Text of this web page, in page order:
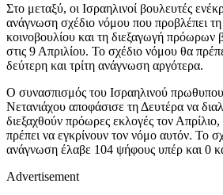
Στο μεταξύ, οι Ισραηλινοί βουλευτές
ανάγνωση σχέδιο νόμου που προβλέπει
κοινοβουλίου και τη διεξαγωγή πρόωρων
στις 9 Απριλίου. Το σχέδιο νόμου θα
δεύτερη και τρίτη ανάγνωση αργότερα.
Ο συνασπισμός του Ισραηλινού
Νετανιάχου αποφάσισε τη Δευτέρα να
διεξαχθούν πρόωρες εκλογές τον
πρέπει να εγκρίνουν τον νόμο αυτόν. Το
ανάγνωση έλαβε 104 ψήφους υπέρ και 0
Advertisement